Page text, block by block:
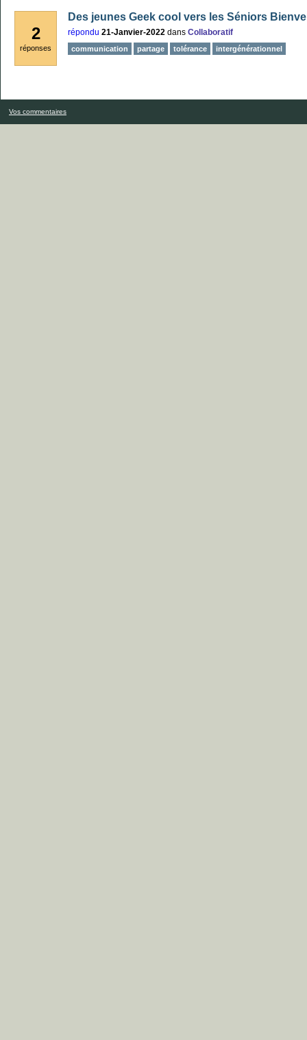
2
réponses
Des jeunes Geek cool vers les Séniors
répondu 21-Janvier-2022 dans Collaboratif
communication partage tolérance intergénérationnel
Vos commentaires